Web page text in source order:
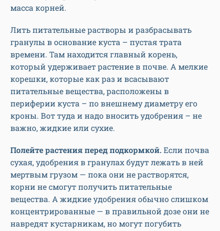
масса корней.
Лить питательные растворы и разбрасывать
гранулы в основание куста – пустая трата
времени. Там находится главный корень,
который удерживает растение в почве. А мелкие
корешки, которые как раз и всасывают
питательные вещества, расположены в
периферии куста – по внешнему диаметру его
кроны. Вот туда и надо вносить удобрения – не
важно, жидкие или сухие.
Полейте растения перед подкормкой.Если почва
сухая, удобрения в гранулах будут лежать в ней
мертвым грузом — пока они не растворятся,
корни не смогут получить питательные
вещества. А жидкие удобрения обычно слишком
концентрированные — в правильной дозе они не
навредят кустарникам, но могут погубить